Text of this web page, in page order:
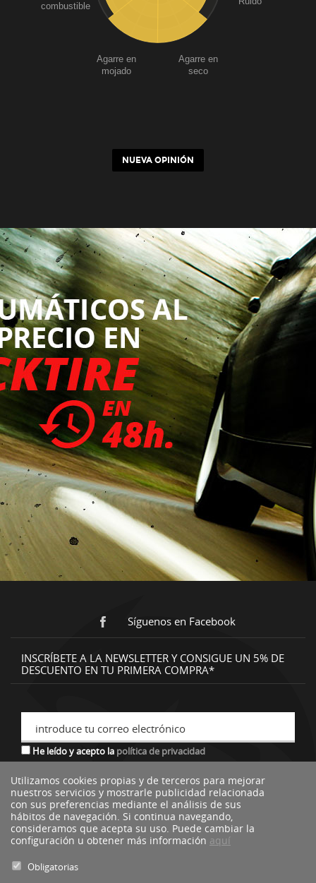
Agarre en
seco
Agarre en
mojado
combustible
NUEVA OPINIÓN
Síguenos en Facebook
INSCRÍBETE A LA NEWSLETTER Y CONSIGUE UN 5% DE
DESCUENTO EN TU PRIMERA COMPRA*
introduce tu correo electrónico
He leído y acepto la política de privacidad
*descuento no acumulable a otras ofertas o promociones.
Utilizamos cookies propias y de terceros para mejorar
nuestros servicios y mostrarle publicidad relacionada
con sus preferencias mediante el análisis de sus
hábitos de navegación. Si continua navegando,
consideramos que acepta su uso. Puede cambiar la
configuración u obtener más información aquí
Obligatorias